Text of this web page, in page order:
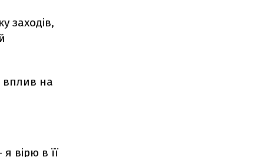
заходів,
вплив на
вірю в її